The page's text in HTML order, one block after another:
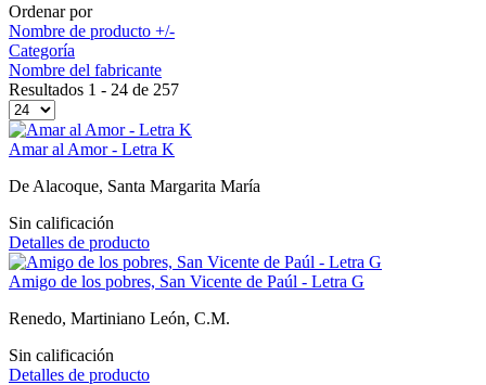
Ordenar por
Nombre de producto +/-
Categoría
Nombre del fabricante
Resultados 1 - 24 de 257
Amar al Amor - Letra K
De Alacoque, Santa Margarita María
Sin calificación
Detalles de producto
Amigo de los pobres, San Vicente de Paúl - Letra G
Renedo, Martiniano León, C.M.
Sin calificación
Detalles de producto